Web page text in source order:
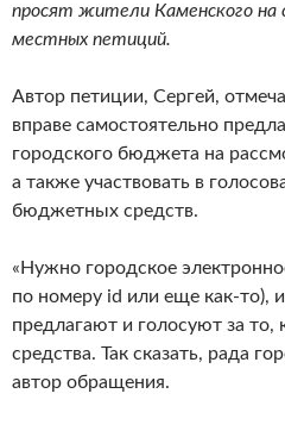
просят жители Каменского на
местных петиций.
Автор петиции, Сергей,
вправе самостоятельно
городского бюджета на
а также участвовать в
бюджетных средств.
«Нужно городское
по номеру id или еще как-то),
предлагают и голосуют за
средства. Так сказать, рада
автор обращения.